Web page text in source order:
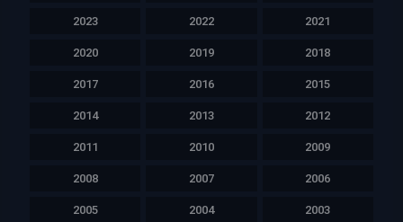
2023 2022 2021
2020 2019 2018
2017 2016 2015
2014 2013 2012
2011 2010 2009
2008 2007 2006
2005 2004 2003